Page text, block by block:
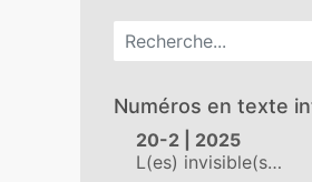
Menu principal
Numéros en texte
20-2 | 2025
L(es) invisible(s…